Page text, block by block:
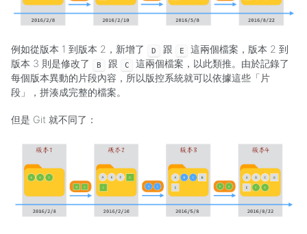
例如從版本 1 到版本 2，新增了 D 跟 E
這兩個檔案，版本 2 到
版本 3 則是修改了
B 跟 C
這兩個檔案，以此類推。由於記錄了
每個版本異動的片段內容，所以版控系統就可以依據這些「片
段」，拼湊成完整的檔案。
但是 Git 就不同了：